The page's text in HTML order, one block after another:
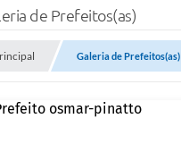
de Prefeitos(as)
Galeria de Prefeitos(as)